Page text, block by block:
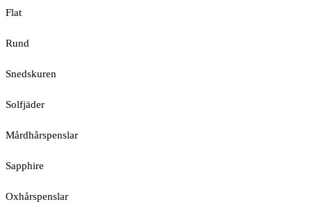
Flat
Rund
Snedskuren
Solfjäder
Mårdhårspenslar
Sapphire
Oxhårspenslar